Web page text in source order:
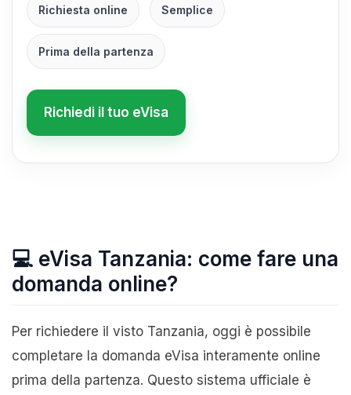
Richiesta online Semplice
Prima della partenza
Richiedi il tuo eVisa
💻 eVisa Tanzania: come fare una
domanda online?
Per richiedere il visto Tanzania, oggi è possibile
completare la domanda eVisa interamente online
prima della partenza. Questo sistema ufficiale è